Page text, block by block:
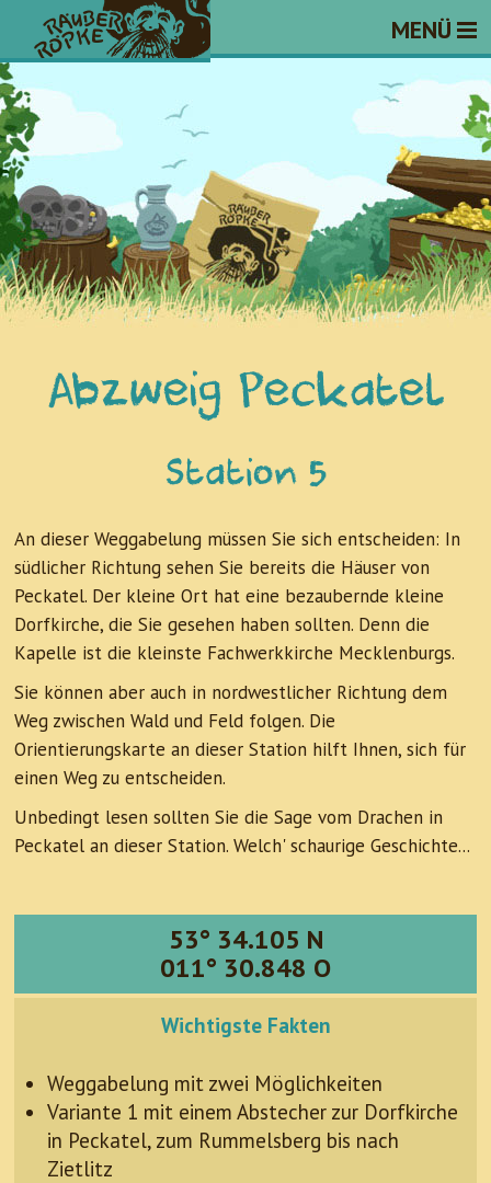
MENÜ
Abzweig Peckatel
Station 5
An dieser Weggabelung müssen Sie sich entscheiden: In
südlicher Richtung sehen Sie bereits die Häuser von
Peckatel. Der kleine Ort hat eine bezaubernde kleine
Dorfkirche, die Sie gesehen haben sollten. Denn die
Kapelle ist die kleinste Fachwerkkirche Mecklenburgs.
Sie können aber auch in nordwestlicher Richtung dem
Weg zwischen Wald und Feld folgen. Die
Orientierungskarte an dieser Station hilft Ihnen, sich für
einen Weg zu entscheiden.
Unbedingt lesen sollten Sie die Sage vom Drachen in
Peckatel an dieser Station. Welch' schaurige Geschichte...
53° 34.105 N
011° 30.848 O
Wichtigste Fakten
Weggabelung mit zwei Möglichkeiten
Variante 1 mit einem Abstecher zur Dorfkirche
in Peckatel, zum Rummelsberg bis nach
Zietlitz